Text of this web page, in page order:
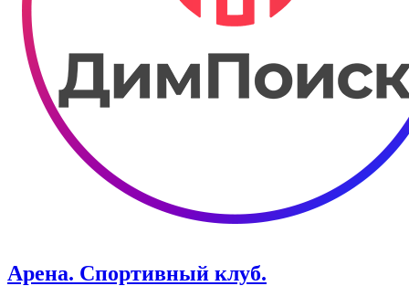
Арена. Спортивный клуб.